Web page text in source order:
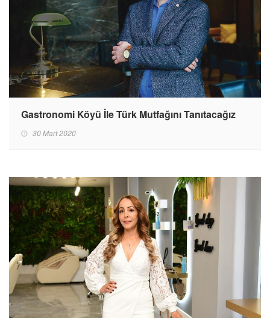
Gastronomi Köyü İle Türk Mutfağını Tanıtacağız
30 Mart 2020